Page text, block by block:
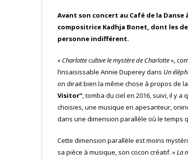
Avant son concert au Café de la
compositrice Kadhja Bonet, dont les
personne indifférent.
« Charlotte cultive le mystère de Charlotte »,
l’insaisissable Annie Duperey dans Un
on dirait bien la même chose à propos de
Visitor”, tomba du ciel en 2016, suivi, il y a
choisies, une musique en apesanteur,
dans une dimension parallèle où le temps
Cette dimension parallèle est moins
sa pièce à musique, son cocon créatif. « La